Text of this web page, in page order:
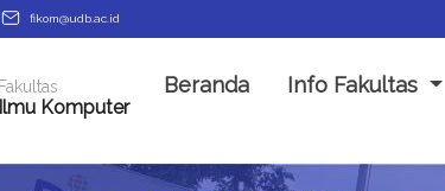
fikom@udb.ac.id
Fakultas
Ilmu Komputer
Beranda Info Fakultas